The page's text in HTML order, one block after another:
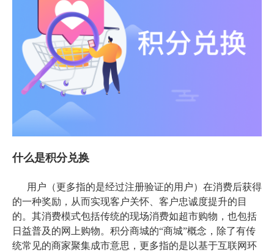
什么是积分兑换
用户（更多指的是经过注册验证的用户）在消费后获得
的一种奖励，从而实现客户关怀、客户忠诚度提升的目
的。其消费模式包括传统的现场消费如超市购物，也包括
日益普及的网上购物。积分商城的“商城”概念，除了有传
统常见的商家聚集成市意思，更多指的是以基于互联网环